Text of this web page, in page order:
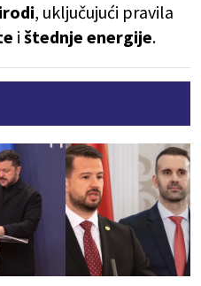
, uključujući pravila
i štednje energije.